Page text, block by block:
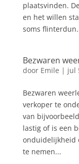
plaatsvinden.
en het willen
soms
Bezwaren
door Emile | jul
Bezwaren
verkoper te
van
lastig of is een
onduidelijkheid
te nemen...